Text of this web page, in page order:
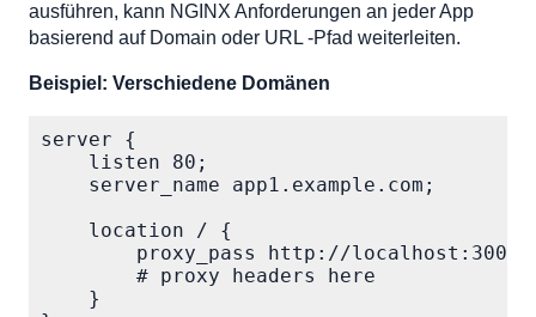
ausführen, kann NGINX Anforderungen an jeder App
basierend auf Domain oder URL -Pfad weiterleiten.
Beispiel: Verschiedene Domänen
server {
listen 80;
server_name app1.example.com;
location / {
proxy_pass http://localhost:3001;
# proxy headers here
}